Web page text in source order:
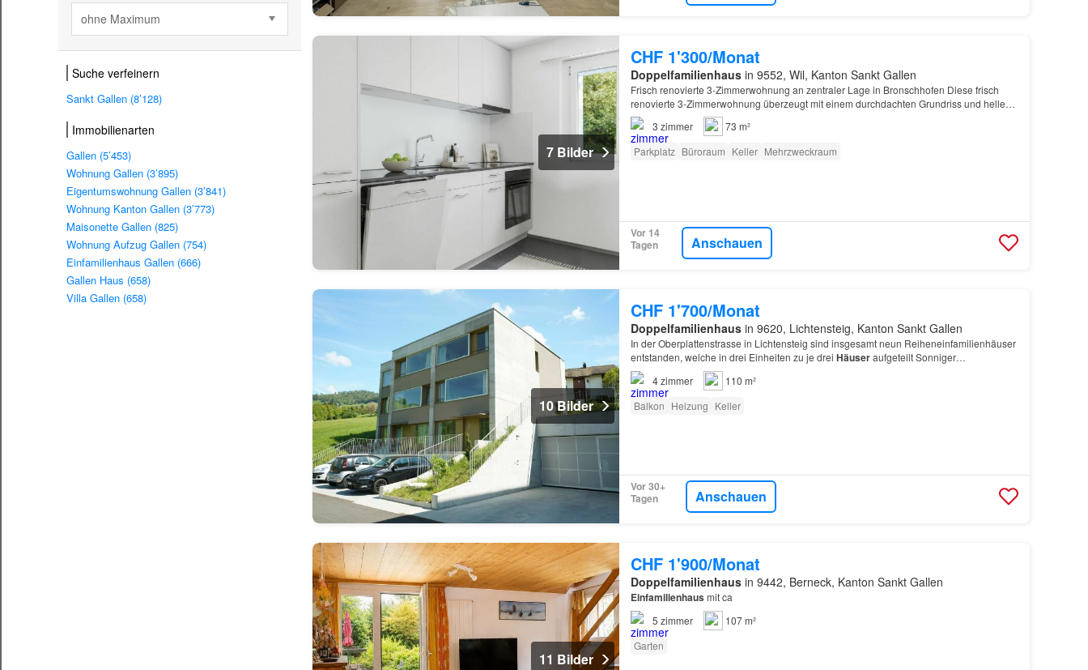
ohne Maximum
Suche verfeinern
Sankt Gallen (8’128)
Immobilienarten
Gallen (5’453)
Wohnung Gallen (3’895)
Eigentumswohnung Gallen (3’841)
Wohnung Kanton Gallen (3’773)
Maisonette Gallen (825)
Wohnung Aufzug Gallen (754)
Einfamilienhaus Gallen (666)
Gallen Haus (658)
Villa Gallen (658)
7 Bilder
CHF 1'300/Monat
Doppelfamilienhausin 9552, Wil, Kanton Sankt Gallen
Frisch renovierte 3-Zimmerwohnung an zentraler Lage in Bronschhofen Diese frisch
renovierte 3-Zimmerwohnung überzeugt mit einem durchdachten Grundriss und hellem
Wohnkomfort…
3 zimmer
73 m²
Parkplatz Büroraum Keller Mehrzweckraum
Vor 14
Tagen
Anschauen
10 Bilder
CHF 1'700/Monat
Doppelfamilienhausin 9620, Lichtensteig, Kanton Sankt Gallen
In der Oberplattenstrasse in Lichtensteig sind insgesamt neun Reiheneinfamilienhäuser
entstanden, welche in drei Einheiten zu je drei Häuseraufgeteilt Sonniger
Gartensitzplatz Grosszügiger Balkon Eigener direkter Zugang zum…
4zimmer
110 m²
Balkon Heizung Keller
Vor 30+
Tagen
Anschauen
11 Bilder
CHF 1'900/Monat
Doppelfamilienhausin 9442, Berneck, Kanton Sankt Gallen
Einfamilienhaus mit ca
5 zimmer
107 m²
Garten